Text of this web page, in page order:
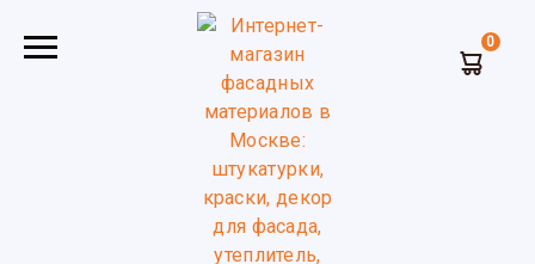
0
Масло и воск для дерева